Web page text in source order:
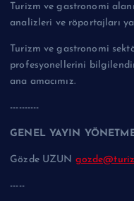
Turizm ve gastronomi
analizleri ve röportajları
Turizm ve gastronomi
profesyonellerini
ana amacımız.
----------
GENEL YAYIN
Gözde UZUN
-----